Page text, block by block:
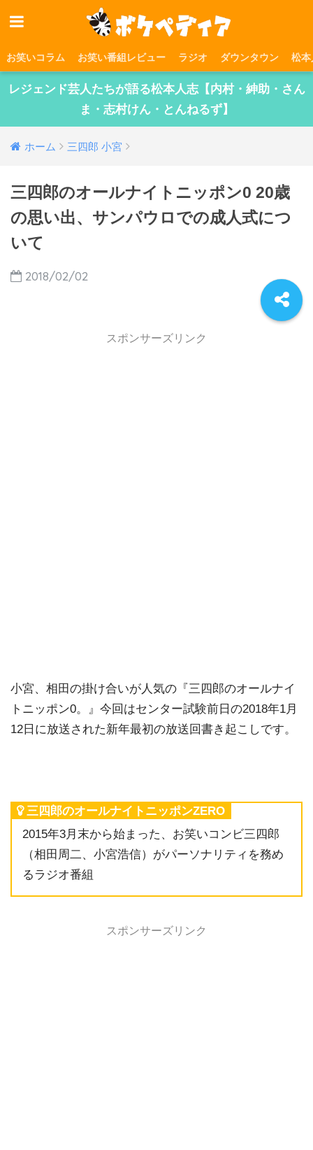
お笑いコラム お笑い番組レビュー ラジオ ダウンタウン 松本
レジェンド芸人たちが語る松本人志【内村・紳助・さん
ま・志村けん・とんねるず】
ホーム 三四郎 小宮
三四郎のオールナイトニッポン0 20歳
の思い出、サンパウロでの成人式につ
いて
2018/02/02
スポンサーズリンク
小宮、相田の掛け合いが人気の『三四郎のオールナイ
トニッポン0。』今回はセンター試験前日の2018年1月
12日に放送された新年最初の放送回書き起こしです。
三四郎のオールナイトニッポンZERO
2015年3月末から始まった、お笑いコンビ三四郎
（相田周二、小宮浩信）がパーソナリティを務め
るラジオ番組
スポンサーズリンク